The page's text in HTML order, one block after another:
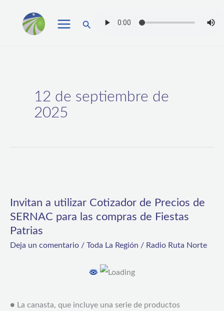
Buscar
12 de septiembre de
2025
Invitan a utilizar Cotizador de Precios de
SERNAC para las compras de Fiestas
Patrias
Deja un comentario / Toda La Región / Radio Ruta Norte
● La canasta, que incluye una serie de productos
utilizar
para